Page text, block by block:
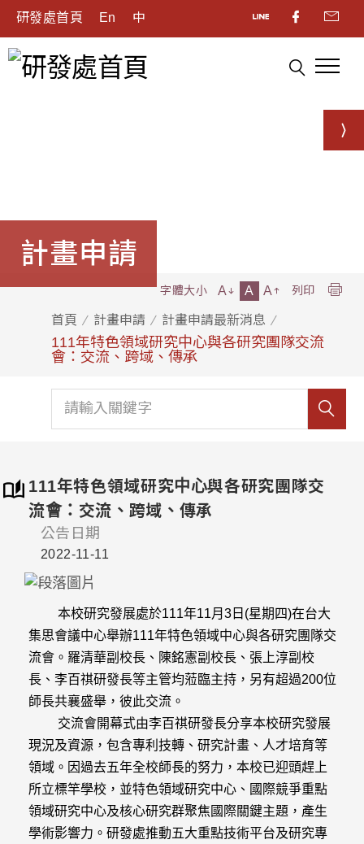
研發處首頁 En 中
計畫申請
首頁 計畫申請 計畫申請最新消息
111年特色領域研究中心與各研究團隊交流
會：交流、跨域、傳承
字體大小 A A A 列印
111年特色領域研究中心與各研究團隊交
流會：交流、跨域、傳承
公告日期
2022-11-11
本校研究發展處於111年11月3日(星期四)在台大
集思會議中心舉辦111年特色領域中心與各研究團隊交
流會。羅清華副校長、陳銘憲副校長、張上淳副校
長、李百祺研發長等主管均蒞臨主持，另有超過200位
師長共襄盛舉，彼此交流。
交流會開幕式由李百祺研發長分享本校研究發展
現況及資源，包含專利技轉、研究計畫、人才培育等
領域。因過去五年全校師長的努力，本校已迎頭趕上
所立標竿學校，並特色領域研究中心、國際競爭重點
領域研究中心及核心研究群聚焦國際關鍵主題，產生
學術影響力。研發處推動五大重點技術平台及研究專